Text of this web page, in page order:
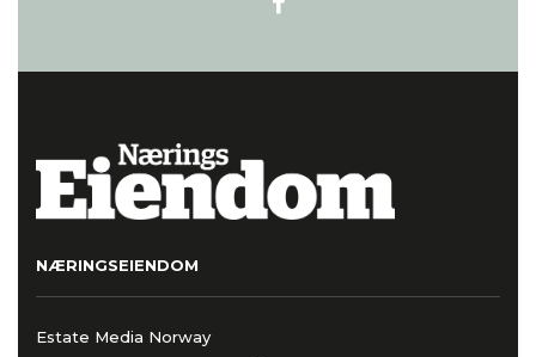
NÆRINGSEIENDOM
Estate Media Norway